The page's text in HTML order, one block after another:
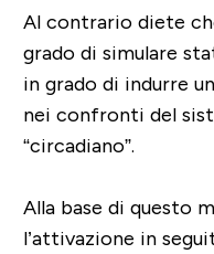
Al contrario diete
grado di simulare
in grado di indurre
nei confronti del
“circadiano”.
Alla base di questo
l’attivazione in